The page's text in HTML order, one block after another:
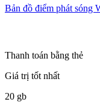
Bản đồ điểm phát sóng
Thanh toán bằng thẻ
Giá trị tốt nhất
20 gb